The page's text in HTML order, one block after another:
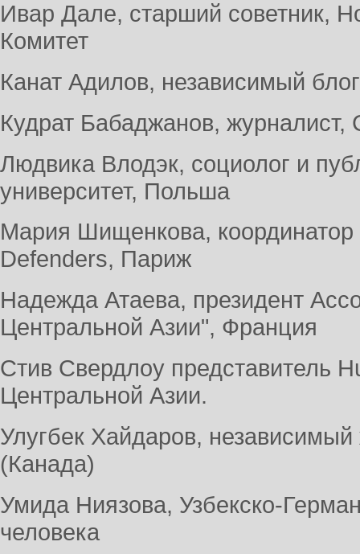
Ивар Дале, старший советник,
Комитет
Канат Адилов, независимый
Кудрат Бабаджанов, журналист,
Людвика Влодэк, социолог и
университет, Польша
Мария Шищенкова,
Defenders, Париж
Надежда Атаева, президент
Центральной Азии", Франция
Стив Свердлоу представитель
Центральной Азии.
Улугбек Хайдаров,
(Канада)
Умида Ниязова, Узбекско-
человека